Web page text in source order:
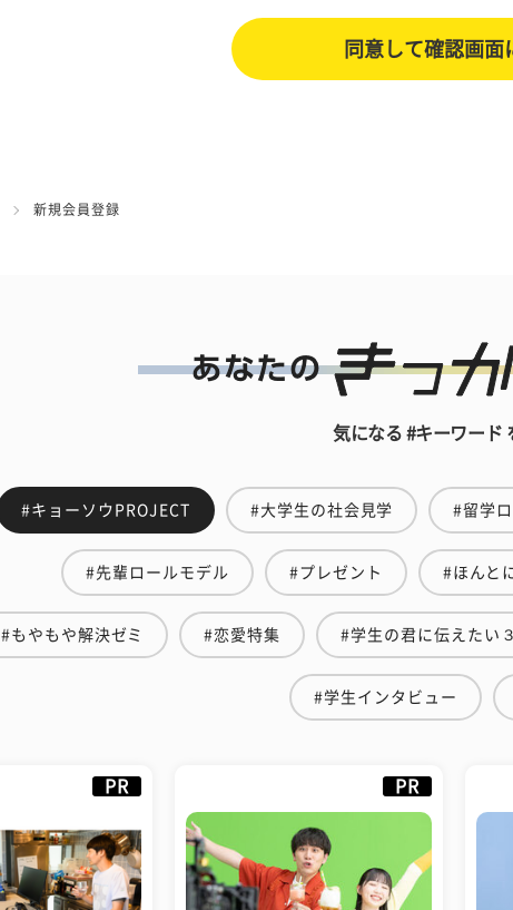
新規会員登録
気になる #キーワード
#キョーソウPROJECT #大学生の社会見学 #留学
#先輩ロールモデル #プレゼント #ほんと
#もやもや解決ゼミ #恋愛特集 #学生の君に伝えたい
#学生インタビュー
PR PR